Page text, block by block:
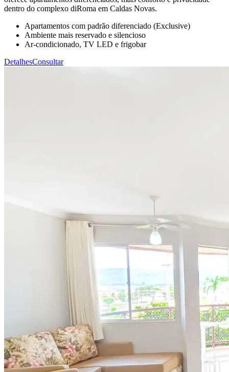
dentro do complexo diRoma em Caldas Novas.
Apartamentos com padrão diferenciado (Exclusive)
Ambiente mais reservado e silencioso
Ar-condicionado, TV LED e frigobar
DetalhesConsultar